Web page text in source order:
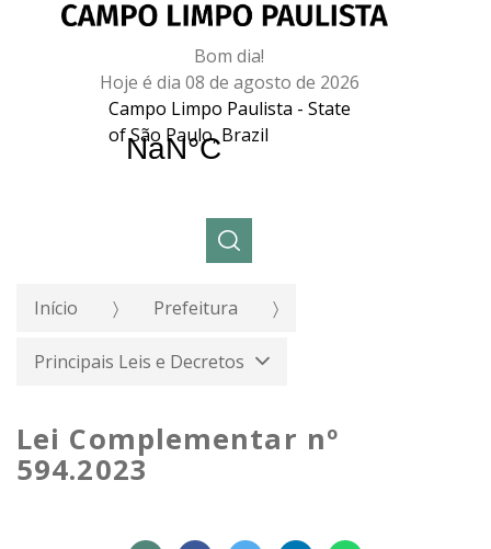
Bom dia!
Hoje é dia 08 de agosto de 2026
Campo Limpo Paulista - State
of São Paulo, Brazil
Início Prefeitura
Principais Leis e Decretos
Lei Complementar nº
594.2023